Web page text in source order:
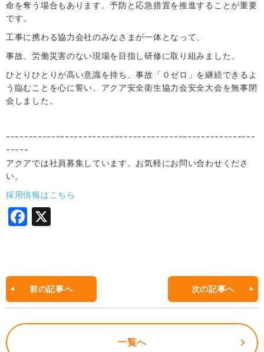
命を奪う場合もあります。予防と応急措置を推進することが重要
です。
工事に携わる協力会社のみなさまが一体となって、
事故、労働災害のない現場を目指し研修に取り組みました。
ひとりひとりが高い意識を持ち、事故「０ゼロ」を継続できるよ
う臨むことを心に誓い、アクア安全衛生協力会安全大会を無事閉
会しました。
ｰｰｰｰｰｰｰｰｰｰｰｰｰｰｰｰｰｰｰｰｰｰｰｰｰｰｰｰｰｰｰｰｰｰｰｰｰｰｰｰｰｰｰｰｰｰｰｰｰｰｰｰｰｰｰ
ｰｰｰｰｰ
アクアでは社員募集しています。お気軽にお問い合わせくださ
い。
採用情報はこちら
F
e
b
o
o
前の記事へ 次の記事へ
一覧へ